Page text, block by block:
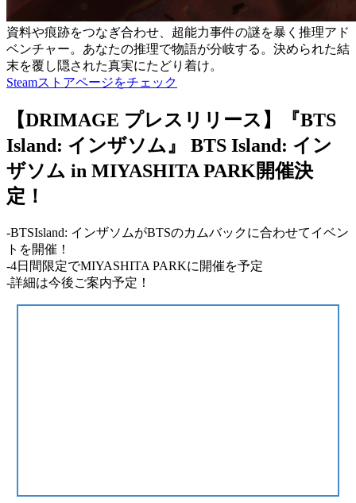
資料や痕跡をつなぎ合わせ、超能力事件の謎を暴く推理アド
ベンチャー。あなたの推理で物語が分岐する。決められた結
末を覆し隠された真実にたどり着け。
Steamストアページをチェック
【DRIMAGE プレスリリース】『BTS
Island: インザソム』 BTS Island: イン
ザソム in MIYASHITA PARK開催決
定！
-BTSIsland: インザソムがBTSのカムバックに合わせてイベン
トを開催！
-4日間限定でMIYASHITA PARKに開催を予定
-詳細は今後ご案内予定！